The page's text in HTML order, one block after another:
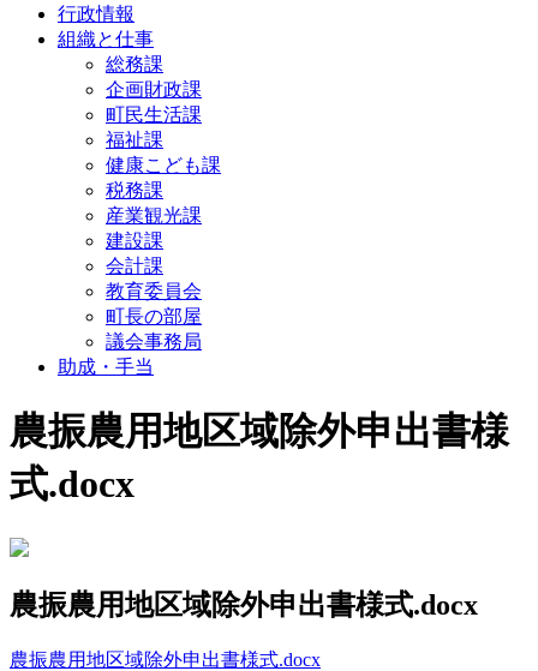
行政情報
組織と仕事
総務課
企画財政課
町民生活課
福祉課
健康こども課
税務課
産業観光課
建設課
会計課
教育委員会
町長の部屋
議会事務局
助成・手当
農振農用地区域除外申出書様
式.docx
農振農用地区域除外申出書様式.docx
農振農用地区域除外申出書様式.docx